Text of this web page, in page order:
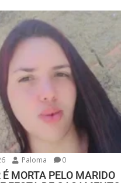
Paloma 0
MORTA PELO MARIDO